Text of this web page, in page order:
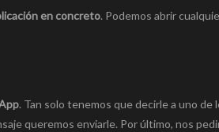
en concreto. Podemos abrir
. Tan solo tenemos que decirle a uno de
queremos enviarle. Por último, nos